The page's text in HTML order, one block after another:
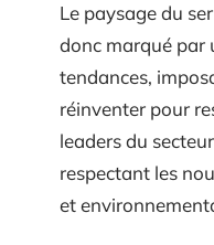
Le paysage du
donc marqué par
tendances,
réinventer pour
leaders du
respectant les
et